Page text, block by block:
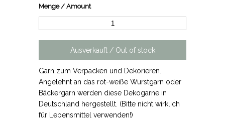
Menge / Amount
Garn zum Verpacken und Dekorieren.
Angelehnt an das rot-weiße Wurstgarn oder
Bäckergarn werden diese Dekogarne in
Deutschland hergestellt. (Bitte nicht wirklich
für Lebensmittel verwenden!)